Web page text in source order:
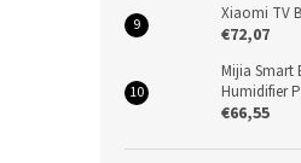
Xiaomi TV
€72,07
Mijia Smart
Humidifier
€66,55